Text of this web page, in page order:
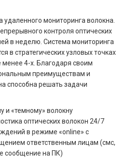
удаленного мониторинга волокна.
контроля оптических
в неделю. Система мониторинга
в стратегических узловых точках
менее 4-х. Благодаря своим
преимуществам и
способна решать задачи
и «темному» волокну​
оптических волокон 24/7
в режиме «online» с
ответственным лицам (смс,
сообщение на ПК)